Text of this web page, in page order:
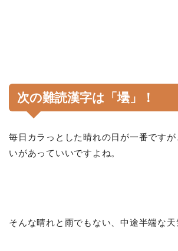
次の難読漢字は「壜 」！
毎日カラっとした晴れの日が一番です
いがあっていいですよね。
そんな晴れと雨でもない、中途半端な天